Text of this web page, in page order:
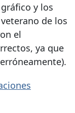
y los
de los
el
ya que